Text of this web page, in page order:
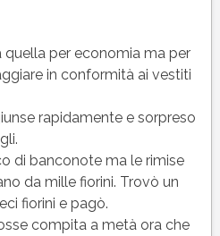
quella per economia ma per
in conformità ai vestiti
rapidamente e sorpreso
di banconote ma le rimise
da mille fiorini. Trovò un
fiorini e pagò.
compita a metà ora che